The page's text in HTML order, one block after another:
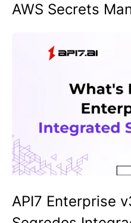
AWS Secrets
API7 Enterprise